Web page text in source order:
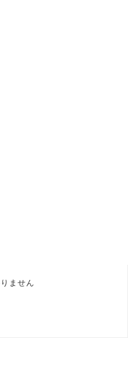
ません